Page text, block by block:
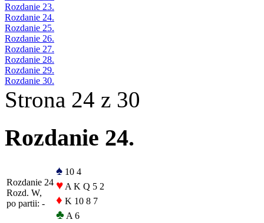
Rozdanie 23.
Rozdanie 24.
Rozdanie 25.
Rozdanie 26.
Rozdanie 27.
Rozdanie 28.
Rozdanie 29.
Rozdanie 30.
Strona 24 z 30
Rozdanie 24.
Rozdanie 24
Rozd. W,
po partii: -
♠ 10 4
♥ A K Q 5 2
♦ K 10 8 7
♣ A 6